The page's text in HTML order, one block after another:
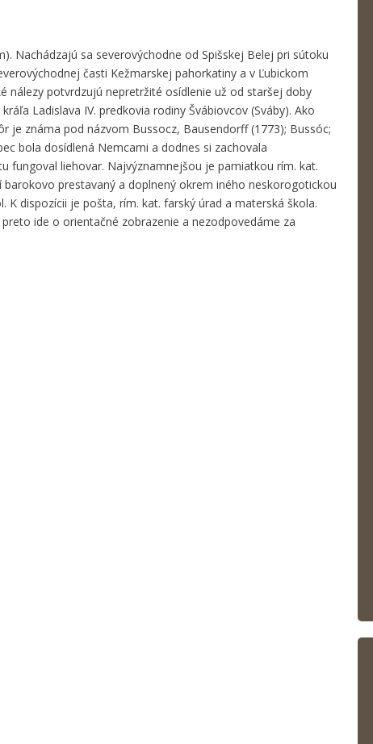
Nachádzajú sa severovýchodne od Spišskej Belej pri sútoku
časti Kežmarskej pahorkatiny a v Ľubickom
nálezy potvrdzujú nepretržité osídlenie už od staršej doby
Ladislava IV. predkovia rodiny Švábiovcov (Sváby). Ako
je známa pod názvom Bussocz, Bausendorff (1773); Bussóc;
bola dosídlená Nemcami a dodnes si zachovala
fungoval liehovar. Najvýznamnejšou je pamiatkou rím. kat.
prestavaný a doplnený okrem iného neskorogotickou
dispozícii je pošta, rím. kat. farský úrad a materská škola.
ide o orientačné zobrazenie a nezodpovedáme za